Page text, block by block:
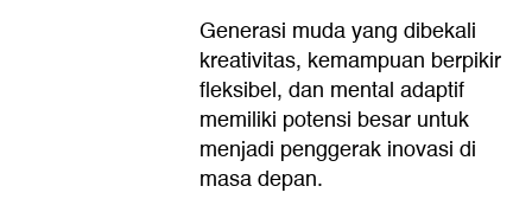
Generasi muda yang dibekali
kreativitas, kemampuan berpikir
fleksibel, dan mental adaptif
memiliki potensi besar untuk
menjadi penggerak inovasi di
masa depan.